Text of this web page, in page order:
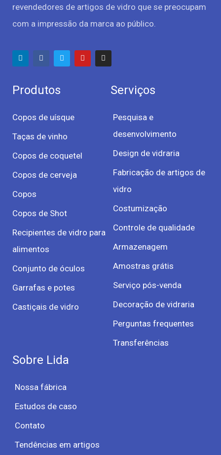
revendedores de artigos de vidro que se preocupam
com a impressão da marca ao público.
Produtos
Copos de uísque
Taças de vinho
Copos de coquetel
Copos de cerveja
Copos
Copos de Shot
Recipientes de vidro para
alimentos
Conjunto de óculos
Garrafas e potes
Castiçais de vidro
Serviços
Pesquisa e
desenvolvimento
Design de vidraria
Fabricação de artigos de
vidro
Costumização
Controle de qualidade
Armazenagem
Amostras grátis
Serviço pós-venda
Decoração de vidraria
Perguntas frequentes
Transferências
Sobre Lida
Nossa fábrica
Estudos de caso
Contato
Tendências em artigos